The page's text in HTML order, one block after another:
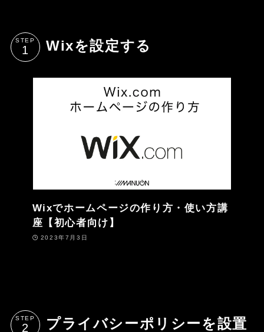
STEP Wixを設定する
Wixでホームページの作り方・使い方講
座【初心者向け】
2023年7月3日
STEP
プライバシーポリシーを設置